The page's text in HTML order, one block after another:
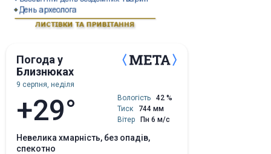
Погода у
Близнюках
9 серпня, неділя
+29° Вологість
42 %
Тиск
744 мм
Вітер
Пн 6 м/с
невелика хмарність, без опадів,
спекотно